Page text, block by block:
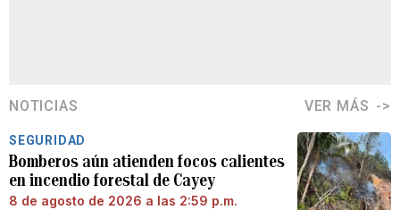
NOTICIAS VER MÁS
SEGURIDAD
Bomberos aún atienden focos calientes
en incendio forestal de Cayey
8 de agosto de 2026 a las 2:59 p.m.